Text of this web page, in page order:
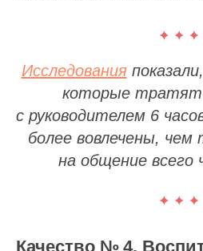
Исследования
которые тратят
с руководителем 6
более вовлечены, чем
на общение всего
Качество № 4.